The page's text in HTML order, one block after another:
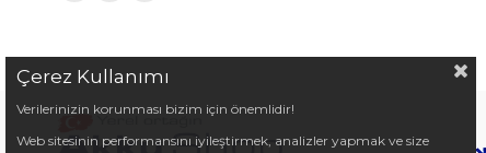
Çerez Kullanımı
Verilerinizin korunması bizim için önemlidir!
Web sitesinin performansını iyileştirmek, analizler yapmak ve size